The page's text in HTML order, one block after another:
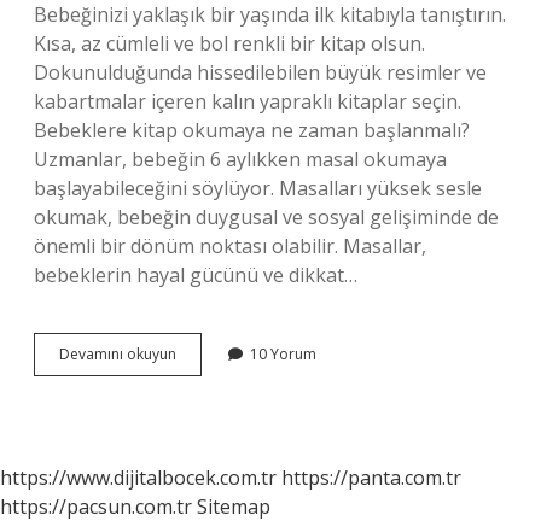
Bebeğinizi yaklaşık bir yaşında ilk kitabıyla tanıştırın.
Kısa, az cümleli ve bol renkli bir kitap olsun.
Dokunulduğunda hissedilebilen büyük resimler ve
kabartmalar içeren kalın yapraklı kitaplar seçin.
Bebeklere kitap okumaya ne zaman başlanmalı?
Uzmanlar, bebeğin 6 aylıkken masal okumaya
başlayabileceğini söylüyor. Masalları yüksek sesle
okumak, bebeğin duygusal ve sosyal gelişiminde de
önemli bir dönüm noktası olabilir. Masallar,
bebeklerin hayal gücünü ve dikkat…
Devamını okuyun Bebekler
Icin
10 Yorum
https://www.dijitalbocek.com.tr https://panta.com.tr
https://pacsun.com.trSitemap